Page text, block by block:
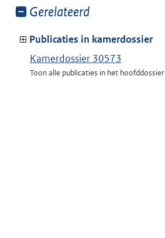
Toon
van:
Gerelateerd
Publicaties in kamerdossier
Kamerdossier 30573
Toon alle publicaties in het hoofddossier